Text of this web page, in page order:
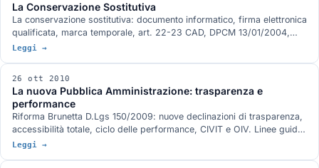
La Conservazione Sostitutiva
La conservazione sostitutiva: documento informatico, firma elettronica
qualificata, marca temporale, art. 22-23 CAD, DPCM 13/01/2004,
deliberazione CNIPA 11/2004, DPCM 30/03/2009.
Leggi →
26 ott 2010
La nuova Pubblica Amministrazione: trasparenza e
performance
Riforma Brunetta D.Lgs 150/2009: nuove declinazioni di trasparenza,
accessibilità totale, ciclo delle performance, CIVIT e OIV. Linee guida
siti PA e CIVIT.
Leggi →